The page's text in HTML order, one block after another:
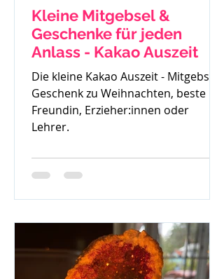
Kleine Mitgebsel &
Geschenke für jeden
Anlass - Kakao Auszeit
Die kleine Kakao Auszeit - Mitgebsel,
Geschenk zu Weihnachten, beste
Freundin, Erzieher:innen oder
Lehrer.